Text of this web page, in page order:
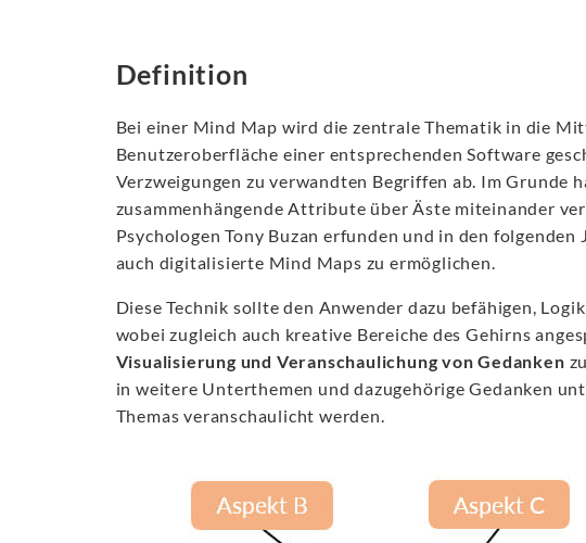
Definition
Bei einer Mind Map wird die zentrale Thematik in die
Benutzeroberfläche einer entsprechenden Software
Verzweigungen zu verwandten Begriffen ab. Im Grunde
zusammenhängende Attribute über Äste miteinander
Psychologen Tony Buzan erfunden und in den
auch digitalisierte Mind Maps zu ermöglichen.
Diese Technik sollte den Anwender dazu befähigen,
wobei zugleich auch kreative Bereiche des Gehirns
Visualisierung und Veranschaulichung von Gedanken
in weitere Unterthemen und dazugehörige Gedanken
Themas veranschaulicht werden.